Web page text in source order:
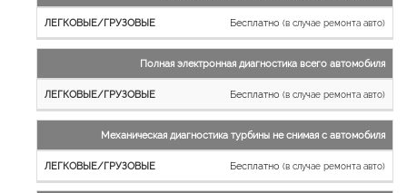
Грузовые
автомобили
Бесплатно (в случае ремонта авто)
Полная электронная диагностика всего автомобиля
Бесплатно (в случае ремонта авто)
Механическая диагностика турбины не снимая с автомобиля
Бесплатно (в случае ремонта авто)